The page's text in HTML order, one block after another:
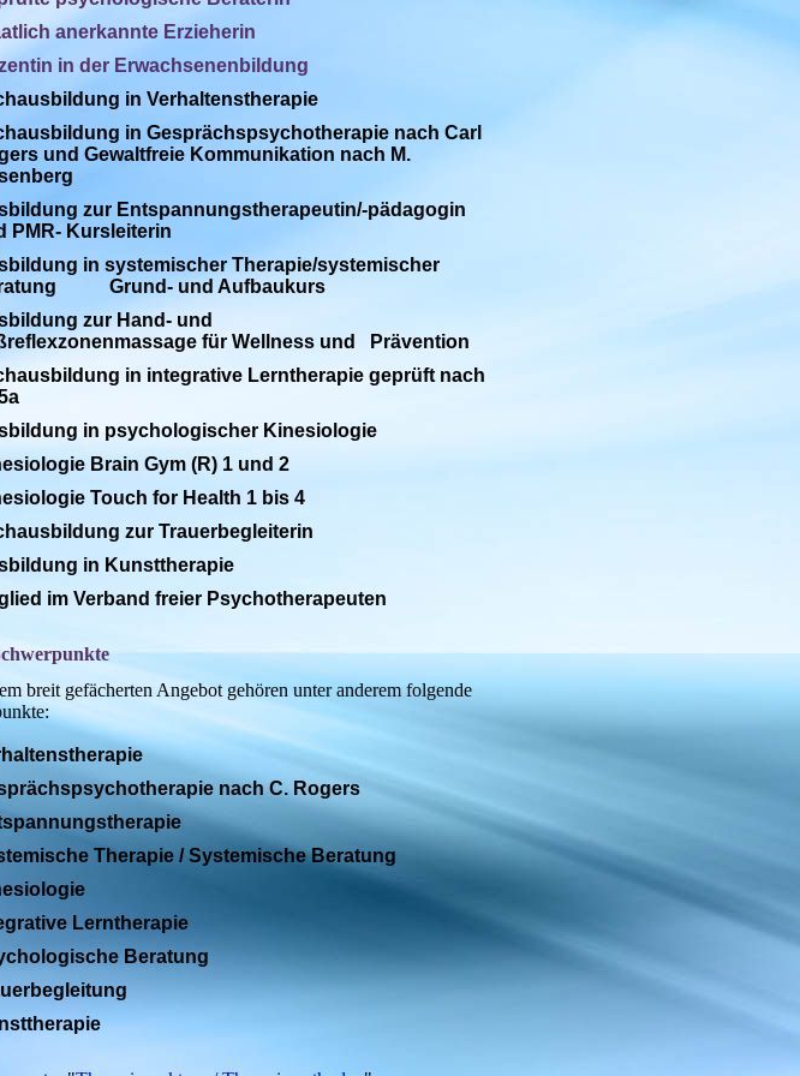
anerkannte Erzieherin
in der Erwachsenenbildung
in Verhaltenstherapie
in Gesprächspsychotherapie nach Carl
und Gewaltfreie Kommunikation nach M.
zur Entspannungstherapeutin/-pädagogin
PMR- Kursleiterin
in systemischer Therapie/systemischer
Grund- und Aufbaukurs
zur Hand- und
für Wellness und Prävention
in integrative Lerntherapiegeprüft nach
in psychologischer Kinesiologie
Brain Gym (R) 1 und 2
Touch for Health 1 bis 4
zur Trauerbegleiterin
in Kunsttherapie
im Verband freier Psychotherapeuten
breit gefächerten Angebot gehören unter anderem folgende
nach C. Rogers
Therapie / Systemische Beratung
Lerntherapie
Beratung